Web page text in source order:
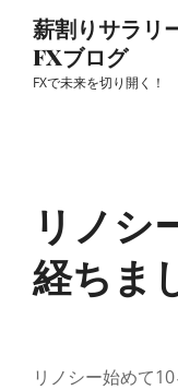
薪割りサラリ
FXブログ
FXで未来を切り開く！
リノシ
経ちま
リノシー始めて10